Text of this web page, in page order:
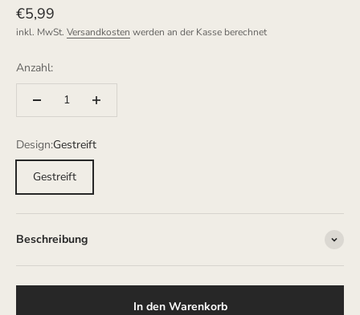
Angebot
€5,99
inkl. MwSt. Versandkosten werden an der Kasse berechnet
Anzahl:
Design:Gestreift
Gestreift
Beschreibung
In den Warenkorb